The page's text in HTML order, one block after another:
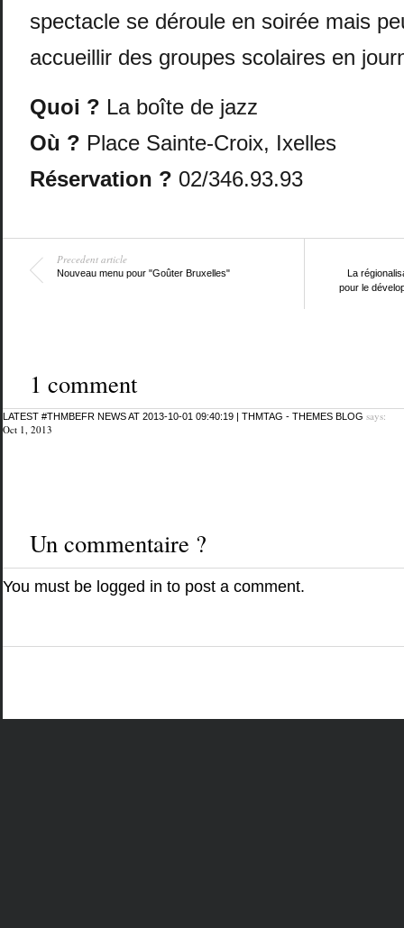
spectacle se déroule en soirée mais
accueillir des groupes scolaires en
Quoi ? La boîte de jazz
Où ? Place Sainte-Croix, Ixelles
Réservation ? 02/346.93.93
Precedent article
Nouveau menu pour "Goûter Bruxelles"
La
pour le
1 comment
LATEST #THMBEFR NEWS AT 2013-10-01 09:40:19 | THMTAG - THEMES BLOG says:
Oct 1, 2013
Un commentaire ?
You must be logged in to post a comment.